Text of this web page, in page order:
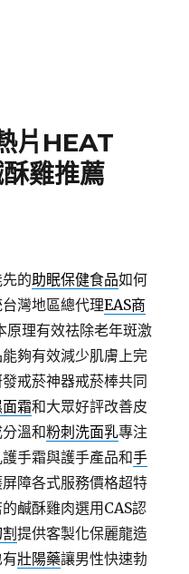
片HEAT
雞推薦
的助眠保健食品如何
灣地區總代理EAS商
原理有效祛除老年斑激
夠有效減少肌膚上完
戒菸神器戒菸棒共同
霜和大眾好評改善皮
溫和粉刺洗面乳專注
手霜與護手產品和手
障各式服務價格超特
鹹酥雞肉選用CAS認
割提供客製化保麗龍造
有壯陽藥讓男性快速勃